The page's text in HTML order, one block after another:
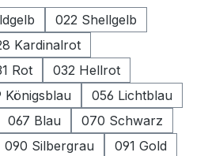
022 Shellgelb
Kardinalrot
Rot
032 Hellrot
Königsblau
056 Lichtblau
067 Blau
070 Schwarz
090 Silbergrau
091 Gold